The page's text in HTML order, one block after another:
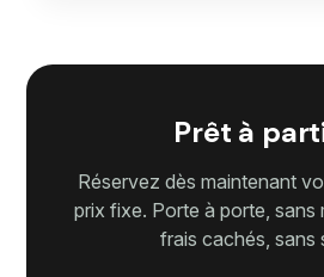
Prêt à
Réservez dès maintenant
prix fixe. Porte à porte, sans
frais cachés, sans